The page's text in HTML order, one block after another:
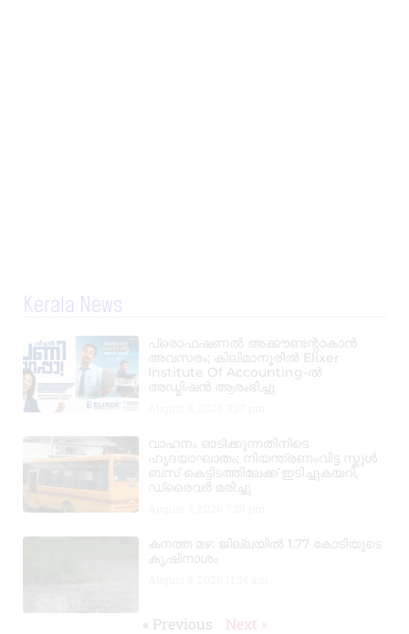
Kerala News
പ്രൊഫഷണൽ അക്കൗണ്ടന്റാകാൻ
അവസരം; കിലിമാനൂരിൽ Elixer
Institute Of Accounting-ൽ
അഡ്മിഷൻ ആരംഭിച്ചു
വാഹനം ഓടിക്കുന്നതിനിടെ
ഹൃദയാഘാതം; നിയന്ത്രണംവിട്ട സ്കൂൾ
ബസ് കെട്ടിടത്തിലേക്ക് ഇടിച്ചുകയറി,
ഡ്രൈവർ മരിച്ചു
കനത്ത മഴ: ജില്ലയിൽ 1.77 കോടിയുടെ
കൃഷിനാശം
« Previous Next »